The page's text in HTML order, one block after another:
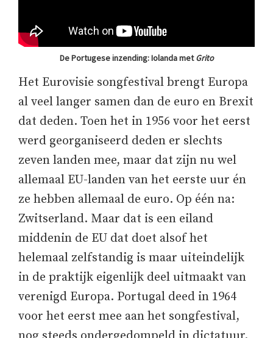
De Portugese inzending: Iolanda metGrito
Het Eurovisie songfestival brengt Europa
al veel langer samen dan de euro en Brexit
dat deden. Toen het in 1956 voor het eerst
werd georganiseerd deden er slechts
zeven landen mee, maar dat zijn nu wel
allemaal EU-landen van het eerste uur én
ze hebben allemaal de euro. Op één na:
Zwitserland. Maar dat is een eiland
middenin de EU dat doet alsof het
helemaal zelfstandig is maar uiteindelijk
in de praktijk eigenlijk deel uitmaakt van
verenigd Europa. Portugal deed in 1964
voor het eerst mee aan het songfestival,